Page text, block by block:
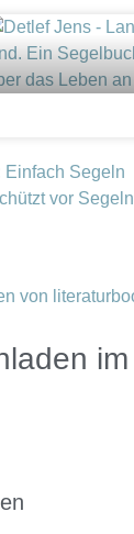
Einfach Segeln
vor Segeln
im